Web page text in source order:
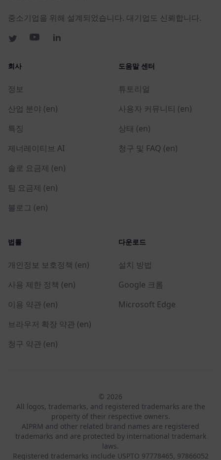
중소기업을 위해 설계되었습니다. 대기업도 신뢰합니다.
회사
정보
산업 분야 (en)
특징
제너레이티브 AI
솔로 요금제 (en)
팀 요금제 (en)
블로그 (en)
도움말 센터
튜토리얼
사용자 커뮤니티 (en)
상태 (en)
청구 및 FAQ (en)
법률
개인정보 보호정책 (en)
사용 제한 정책 (en)
이용 약관 (en)
브라우저 확장 약관 (en)
청구 약관 (en)
다운로드
설치 방법
Google 크롬
Microsoft Edge
© 2026
All logos, trademarks, and registered trademarks are the
property of their respective owners.
AIPRM and other related brand names are registered
trademarks and are protected by international trademark
laws.
Registered trademarks include USPTO 97778465, 97866052